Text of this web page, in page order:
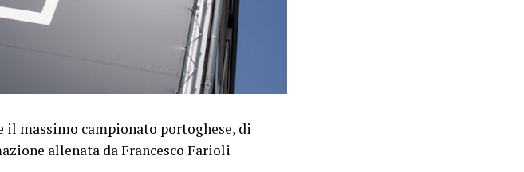
massimo campionato portoghese, di
allenata da Francesco Farioli